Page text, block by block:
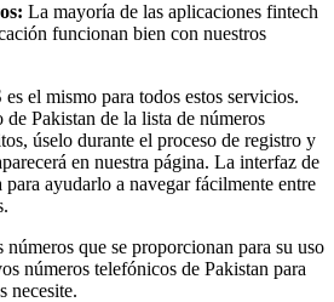
La mayoría de las aplicaciones fintech
funcionan bien con nuestros
el mismo para todos estos servicios.
Pakistan de la lista de números
úselo durante el proceso de registro y
en nuestra página. La interfaz de
para ayudarlo a navegar fácilmente entre
que se proporcionan para su uso
números telefónicos de Pakistan para
necesite.